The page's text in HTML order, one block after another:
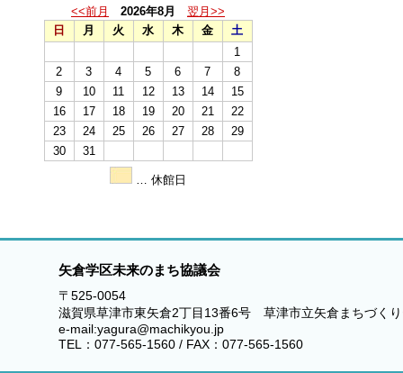
<<前月 2026年8月
翌月>>
日
月 火 水 木 金
土
1
2
3 4 5 6 7
8
9
10 11 12 13 14
15
16
17 18 19 20 21
22
23
24 25 26 27 28
29
30
31
… 休館日
矢倉学区未来のまち協議会
〒525-0054
滋賀県草津市東矢倉2丁目13番6号 草津市立矢倉まちづく
e-mail:yagura@machikyou.jp
TEL：077-565-1560 / FAX：077-565-1560